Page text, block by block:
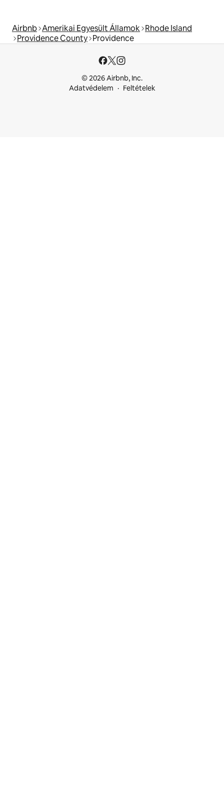
Airbnb Amerikai Egyesült Államok Rhode Island
Providence County Providence
© 2026 Airbnb, Inc.
Adatvédelem
Feltételek